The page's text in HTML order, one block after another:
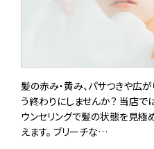
髪の赤み・黄み、パサつきや広
う終わりにしませんか？ 当店で
ウンセリングで髪の状態を見
えます。 ブリーチな…